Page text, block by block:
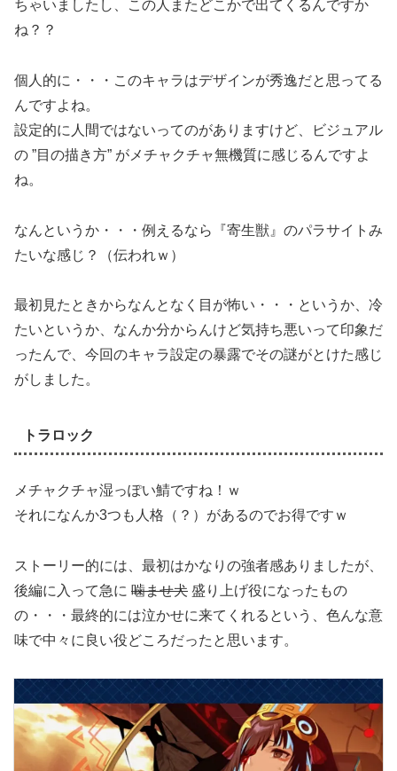
ちゃいましたし、この人またどこかで出てくるんですか
ね？？
個人的に・・・このキャラはデザインが秀逸だと思ってる
んですよね。
設定的に人間ではないってのがありますけど、ビジュアル
の ”目の描き方” がメチャクチャ無機質に感じるんですよ
ね。
なんというか・・・例えるなら『寄生獣』のパラサイトみ
たいな感じ？（伝われｗ）
最初見たときからなんとなく目が怖い・・・というか、冷
たいというか、なんか分からんけど気持ち悪いって印象だ
ったんで、今回のキャラ設定の暴露でその謎がとけた感じ
がしました。
トラロック
メチャクチャ湿っぽい鯖ですね！ｗ
それになんか3つも人格（？）があるのでお得ですｗ
ストーリー的には、最初はかなりの強者感ありましたが、
後編に入って急に 噛ませ犬 盛り上げ役になったもの
の・・・最終的には泣かせに来てくれるという、色んな意
味で中々に良い役どころだったと思います。